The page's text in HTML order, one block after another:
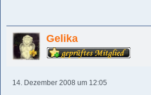
Gelika
14. Dezember 2008 um 12:05